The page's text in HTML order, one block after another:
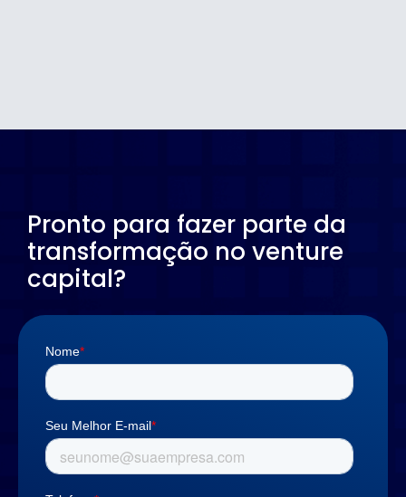
Pronto para fazer parte da
transformação no venture
capital?